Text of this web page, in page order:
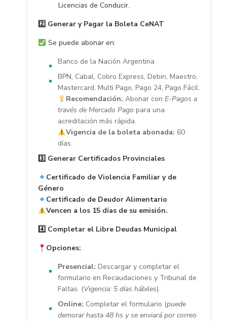
Licencias de Conducir.
2️⃣ Generar y Pagar la Boleta CeNAT
Se puede abonar en:
Banco de la Nación Argentina
BPN, Cabal, Cobro Express, Debin, Maestro,
Mastercard, Multi Pago, Pago 24, Pago Fácil.
Recomendación: Abonar con E-Pagos a
través de Mercado Pago para una
acreditación más rápida.
Vigencia de la boleta abonada: 60
días.
3️⃣ Generar Certificados Provinciales
Certificado de Violencia Familiar y de
Género
Certificado de Deudor Alimentario
Vencen a los 15 días de su emisión.
4️⃣ Completar el Libre Deudas Municipal
Opciones:
Presencial: Descargar y completar el
formulario en Recaudaciones y Tribunal de
Faltas. (Vigencia: 5 días hábiles).
Online: Completar el formulario (puede
demorar hasta 48 hs y se enviará por correo